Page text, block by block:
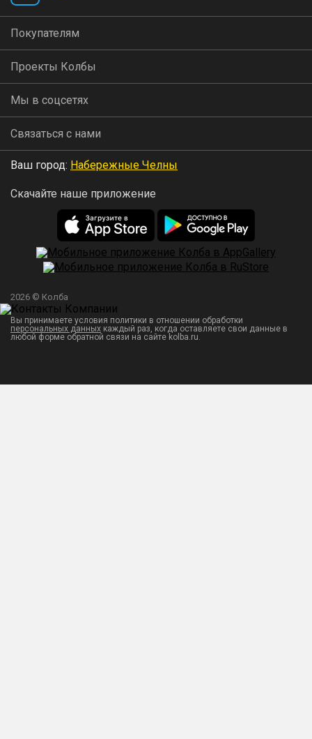
Покупателям
Проекты Колбы
Мы в соцсетях
Связаться с нами
Ваш город: Набережные Челны
Скачайте наше приложение
2026 © Колба
Вы принимаете условия политики в отношении обработки
персональных данных каждый раз, когда оставляете свои данные в
любой форме обратной связи на сайте kolba.ru.